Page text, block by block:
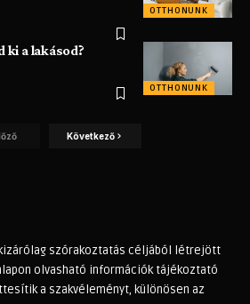
OTTHONUNK
OTTHONUNK
ki a lakásod?
Következő
kizárólag szórakoztatás céljából létrejött
olvasható információk tájékoztató
a szakvéleményt, különösen az